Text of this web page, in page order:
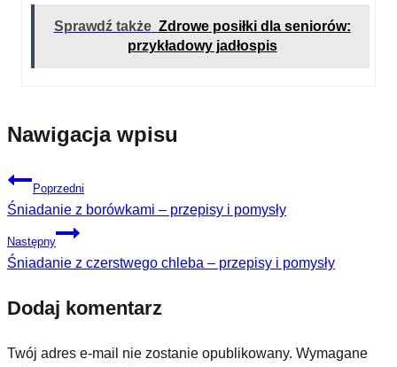
Sprawdź także Zdrowe posiłki dla seniorów:
przykładowy jadłospis
Nawigacja wpisu
Poprzedni
Śniadanie z borówkami – przepisy i pomysły
Następny
Śniadanie z czerstwego chleba – przepisy i pomysły
Dodaj komentarz
Twój adres e-mail nie zostanie opublikowany. Wymagane